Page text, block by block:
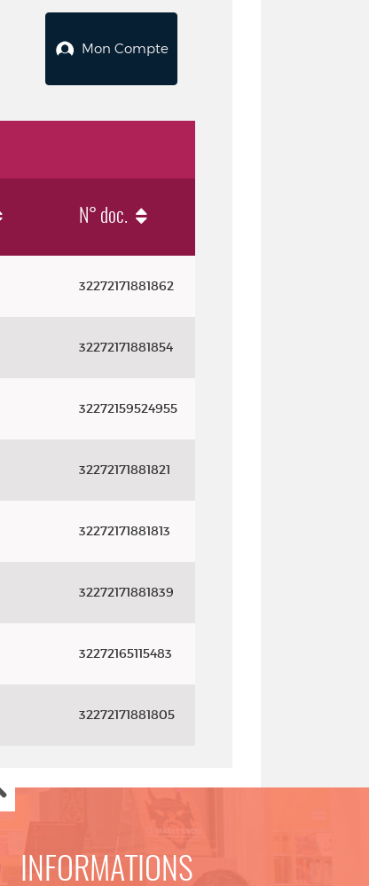
Mon Compte
N° doc.
32272171881862
32272171881854
32272159524955
32272171881821
32272171881813
32272171881839
32272165115483
32272171881805
INFORMATIONS